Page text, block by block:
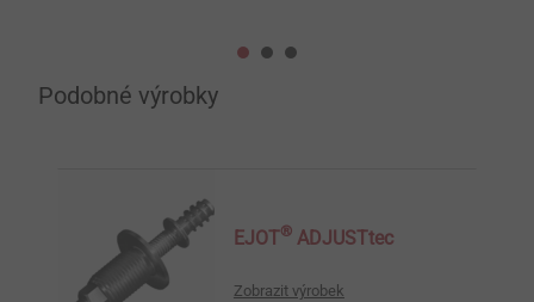
Podobné výrobky
EJOT®ADJUSTtec
Zobrazit výrobek